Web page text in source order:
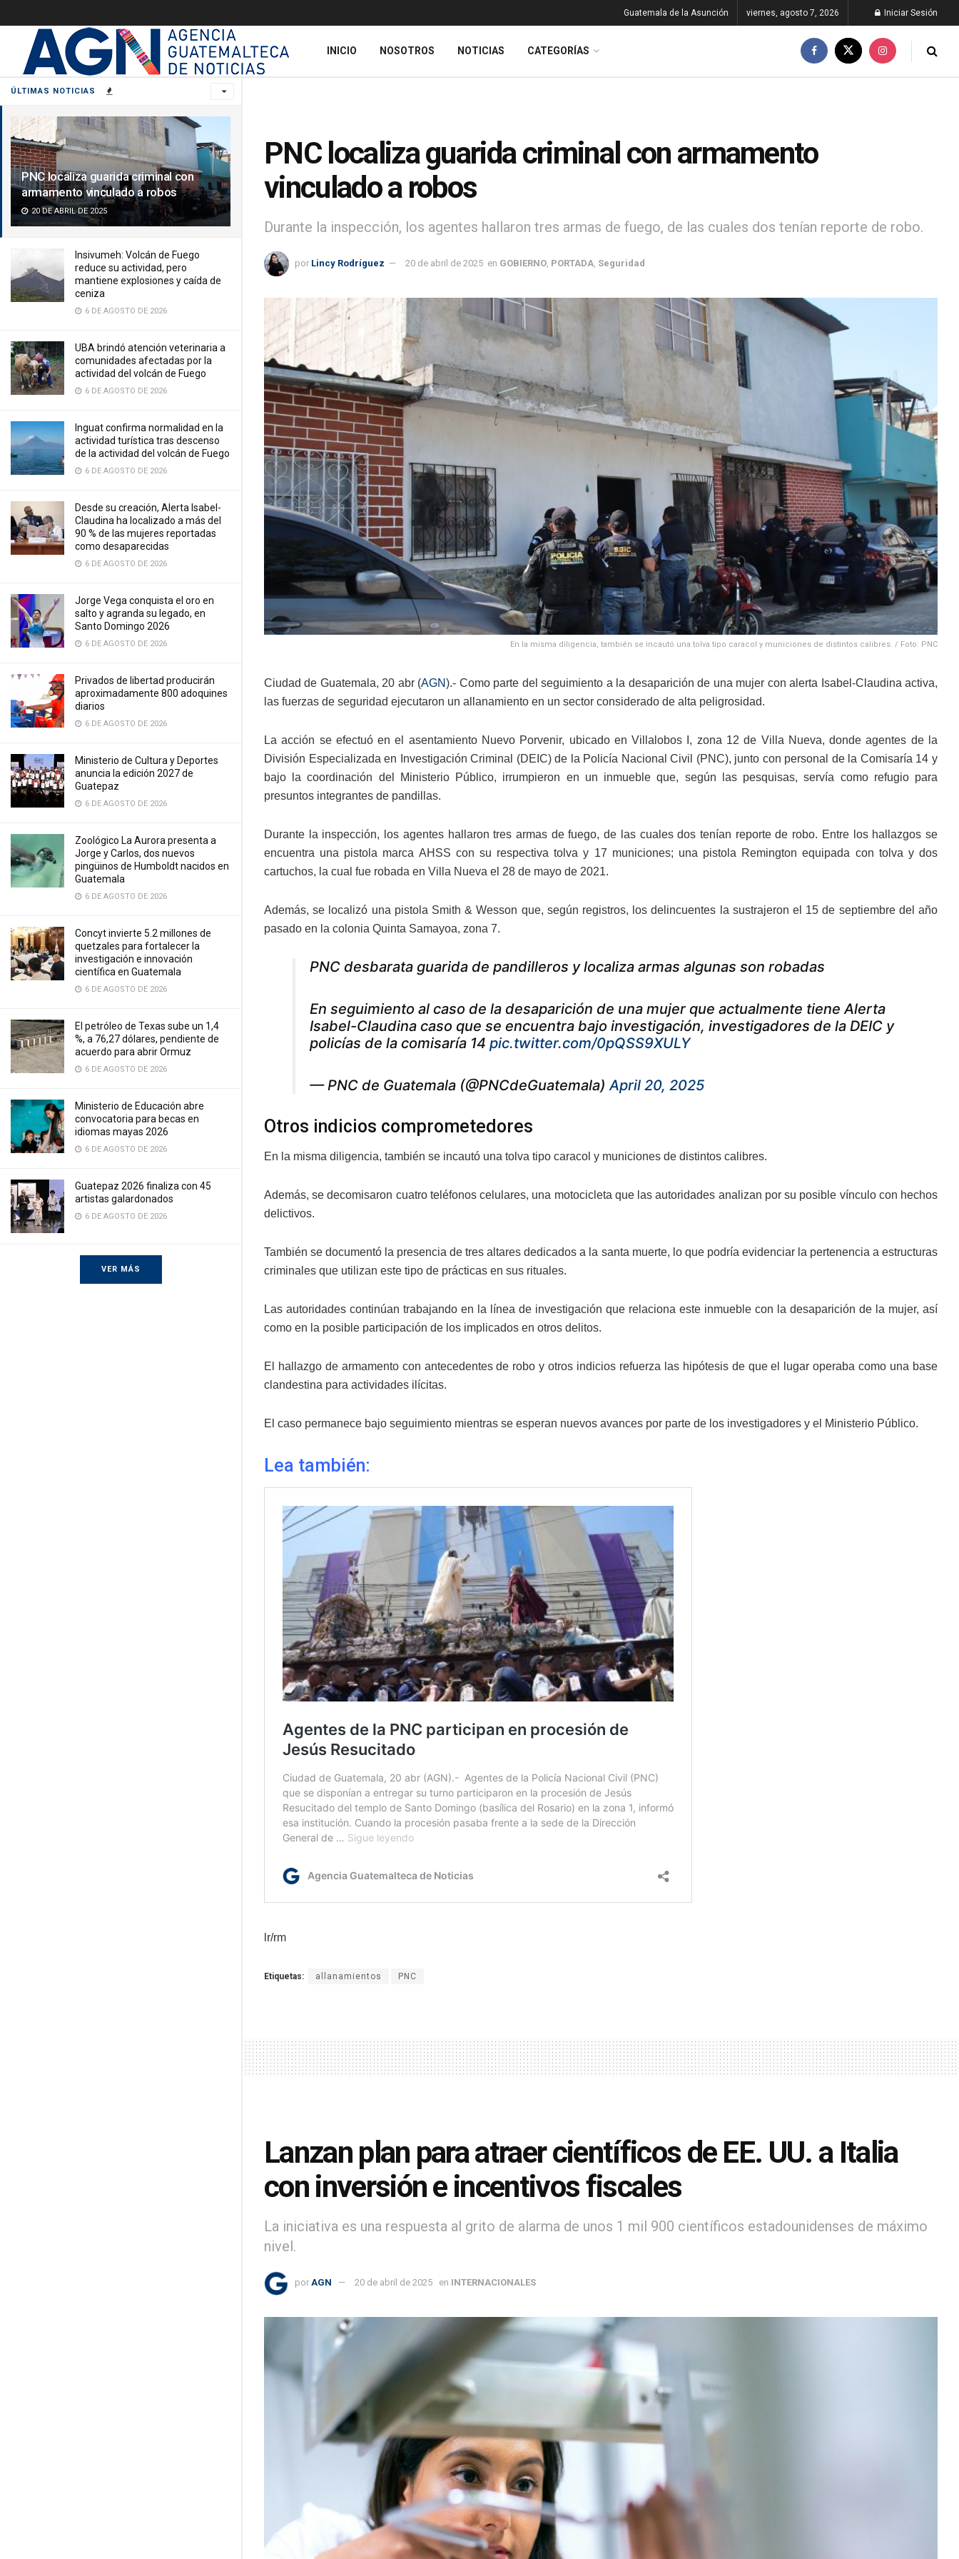
ÚLTIMAS NOTICIAS
PNC localiza guarida criminal con
armamento vinculado a robos
20 DE ABRIL DE 2025
Insivumeh: Volcán de Fuego
reduce su actividad, pero
mantiene explosiones y caída de
ceniza
6 DE AGOSTO DE 2026
UBA brindó atención veterinaria a
comunidades afectadas por la
actividad del volcán de Fuego
6 DE AGOSTO DE 2026
Inguat confirma normalidad en la
actividad turística tras descenso
de la actividad del volcán de Fuego
6 DE AGOSTO DE 2026
Desde su creación, Alerta Isabel-
Claudina ha localizado a más del
90 % de las mujeres reportadas
como desaparecidas
6 DE AGOSTO DE 2026
Jorge Vega conquista el oro en
salto y agranda su legado, en
Santo Domingo 2026
6 DE AGOSTO DE 2026
Privados de libertad producirán
aproximadamente 800 adoquines
diarios
6 DE AGOSTO DE 2026
Ministerio de Cultura y Deportes
anuncia la edición 2027 de
Guatepaz
6 DE AGOSTO DE 2026
Zoológico La Aurora presenta a
Jorge y Carlos, dos nuevos
pingüinos de Humboldt nacidos en
Guatemala
6 DE AGOSTO DE 2026
Concyt invierte 5.2 millones de
quetzales para fortalecer la
investigación e innovación
científica en Guatemala
6 DE AGOSTO DE 2026
El petróleo de Texas sube un 1,4
%, a 76,27 dólares, pendiente de
acuerdo para abrir Ormuz
6 DE AGOSTO DE 2026
Ministerio de Educación abre
convocatoria para becas en
idiomas mayas 2026
6 DE AGOSTO DE 2026
Guatepaz 2026 finaliza con 45
artistas galardonados
6 DE AGOSTO DE 2026
VER MÁS
Guatemala de la Asunción viernes, agosto 7, 2026 Iniciar Sesión
INICIO NOSOTROS NOTICIAS CATEGORÍAS
PNC localiza guarida criminal con armamento
vinculado a robos
Durante la inspección, los agentes hallaron tres armas de fuego, de las cuales dos tenían reporte de robo.
por Lincy Rodríguez 20 de abril de 2025 en GOBIERNO PORTADA Seguridad
En la misma diligencia, también se incautó una tolva tipo caracol y municiones de distintos calibres. / Foto: PNC
Ciudad de Guatemala, 20 abr (AGN).- Como parte del seguimiento a la desaparición de una mujer con alerta Isabel-Claudina activa,
las fuerzas de seguridad ejecutaron un allanamiento en un sector considerado de alta peligrosidad.
La acción se efectuó en el asentamiento Nuevo Porvenir, ubicado en Villalobos I, zona 12 de Villa Nueva, donde agentes de la
División Especializada en Investigación Criminal (DEIC) de la Policía Nacional Civil (PNC), junto con personal de la Comisaría 14 y
bajo la coordinación del Ministerio Público, irrumpieron en un inmueble que, según las pesquisas, servía como refugio para
presuntos integrantes de pandillas.
Durante la inspección, los agentes hallaron tres armas de fuego, de las cuales dos tenían reporte de robo. Entre los hallazgos se
encuentra una pistola marca AHSS con su respectiva tolva y 17 municiones; una pistola Remington equipada con tolva y dos
cartuchos, la cual fue robada en Villa Nueva el 28 de mayo de 2021.
Además, se localizó una pistola Smith & Wesson que, según registros, los delincuentes la sustrajeron el 15 de septiembre del año
pasado en la colonia Quinta Samayoa, zona 7.
PNC desbarata guarida de pandilleros y localiza armas algunas son robadas
En seguimiento al caso de la desaparición de una mujer que actualmente tiene Alerta
Isabel-Claudina caso que se encuentra bajo investigación, investigadores de la DEIC y
policías de la comisaría 14 pic.twitter.com/0pQSS9XULY
— PNC de Guatemala (@PNCdeGuatemala) April 20, 2025
Otros indicios comprometedores
En la misma diligencia, también se incautó una tolva tipo caracol y municiones de distintos calibres.
Además, se decomisaron cuatro teléfonos celulares, una motocicleta que las autoridades analizan por su posible vínculo con hechos
delictivos.
También se documentó la presencia de tres altares dedicados a la santa muerte, lo que podría evidenciar la pertenencia a estructuras
criminales que utilizan este tipo de prácticas en sus rituales.
Las autoridades continúan trabajando en la línea de investigación que relaciona este inmueble con la desaparición de la mujer, así
como en la posible participación de los implicados en otros delitos.
El hallazgo de armamento con antecedentes de robo y otros indicios refuerza las hipótesis de que el lugar operaba como una base
clandestina para actividades ilícitas.
El caso permanece bajo seguimiento mientras se esperan nuevos avances por parte de los investigadores y el Ministerio Público.
Lea también:
lr/rm
Etiquetas: allanamientos PNC
Lanzan plan para atraer científicos de EE. UU. a Italia
con inversión e incentivos fiscales
La iniciativa es una respuesta al grito de alarma de unos 1 mil 900 científicos estadounidenses de máximo
nivel.
por AGN 20 de abril de 2025 en INTERNACIONALES